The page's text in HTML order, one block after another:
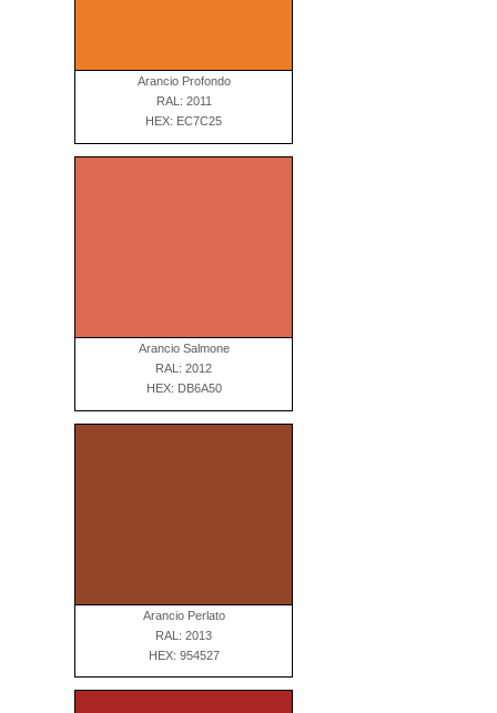
Arancio Profondo
RAL: 2011
HEX: EC7C25
Arancio Salmone
RAL: 2012
HEX: DB6A50
Arancio Perlato
RAL: 2013
HEX: 954527